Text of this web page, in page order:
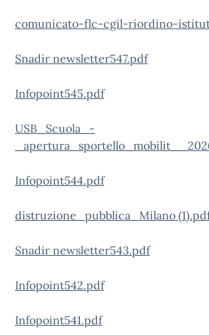
comunicato-flc-cgil-riordino-
Snadir newsletter547.pdf
Infopoint545.pdf
USB_Scuola_-
Infopoint544.pdf
distruzione_pubblica_Milano
Snadir newsletter543.pdf
Infopoint542.pdf
Infopoint541.pdf